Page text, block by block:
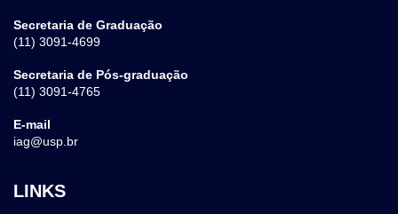
Secretaria de Graduação
(11) 3091-4699
Secretaria de Pós-graduação
(11) 3091-4765
E-mail
iag@usp.br
LINKS